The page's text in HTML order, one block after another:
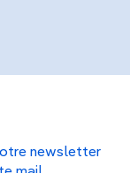
newsletter